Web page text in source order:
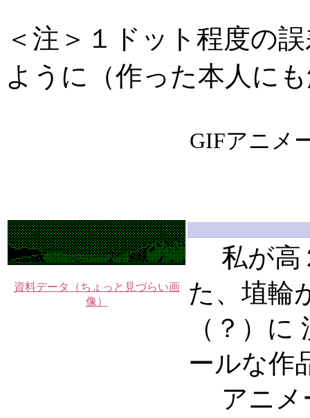
＜注＞１ドット程度の
ように（作った本人に
GIFアニメ
資料データ（ちょっと見づらい画
像）
私が高
た、埴輪
（？）
ールな作
アニメ